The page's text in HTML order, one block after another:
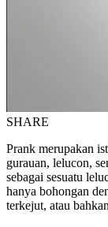
SHARE
Prank merupakan
gurauan, lelucon,
sebagai sesuatu
hanya bohongan
terkejut, atau